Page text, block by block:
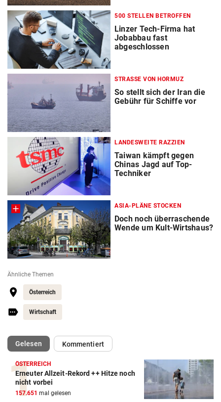
500 STELLEN BETROFFEN
Linzer Tech-Firma hat
Jobabbau fast
abgeschlossen
STRASSE VON HORMUZ
So stellt sich der Iran die
Gebühr für Schiffe vor
LANDESWEITE RAZZIEN
Taiwan kämpft gegen
Chinas Jagd auf Top-
Techniker
ASIA-PLÄNE STOCKEN
Doch noch überraschende
Wende um Kult-Wirtshaus?
Ähnliche Themen
Österreich
Wirtschaft
Gelesen(ausgewählt)Kommentiert
ÖSTERREICH
Erneuter Allzeit-Rekord ++ Hitze noch
nicht vorbei
157.651 mal gelesen